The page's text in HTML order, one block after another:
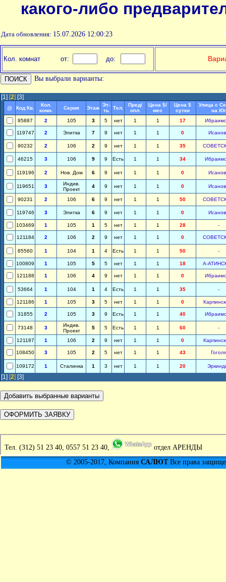
какого-либо
Дата обновления: 15.07.2026 12:00:23
Кол. комнат от: до:
Вы выбрали варианты:
[1] [2] [3]
@ Код Кв.
Кол.
комн.
Серия Этаж
Эт-
ть
Тел.
Пред/
опл.
Цена $/
мес
Цена $
сутки
Улица с
на Юг
95887
2 105 3 5 нет 1 1 17
119747 2 Элитка 7 9 нет 1 1 0
90232 2 106 2 9 нет 1 1 35
46215 3 106 9 9 Есть 1 1 34
119196 2 Нов. Дом 6 9 нет 1 1 0
119651 3
Индив.
Проект
4 9 нет 1 1 0
90231 2 106 6 9 нет 1 1 50
119746 3 Элитка 6 9 нет 1 1 0
103469 1 105 1 5 нет 1 1 28 -
121184 2 106 2 9 нет 1 1 0
85560 1 104 1 4 Есть 1 1 50 -
100809 1 105 5 5 нет 1 1 18 А-
121188 1 106 4 9 нет 1 1 0
53664 1 104 1 4 Есть 1 1 35 -
121186 1 105 3 5 нет 1 1 0
31855 2 105 3 9 Есть 1 1 40
73148 3
Индив.
Проект
5 5 Есть 1 1 60 -
121187 1 106 2 9 нет 1 1 0
108450 3 105 2 5 нет 1 1 43 Гоголя
109172 1 Сталинка 1 3 нет 1 1 20
[1] [2] [3]
Тел. (312) 51 23 40, 0557 51 23 40,
отдел АРЕНДЫ
© 2005-2017, Компания САЛЮТВсе права